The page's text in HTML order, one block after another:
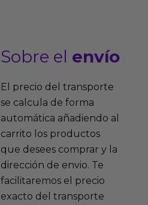
Sobre el envío
El precio del transporte
se calcula de forma
automática añadiendo al
carrito los productos
que desees comprar y la
dirección de envio. Te
facilitaremos el precio
exacto del transporte